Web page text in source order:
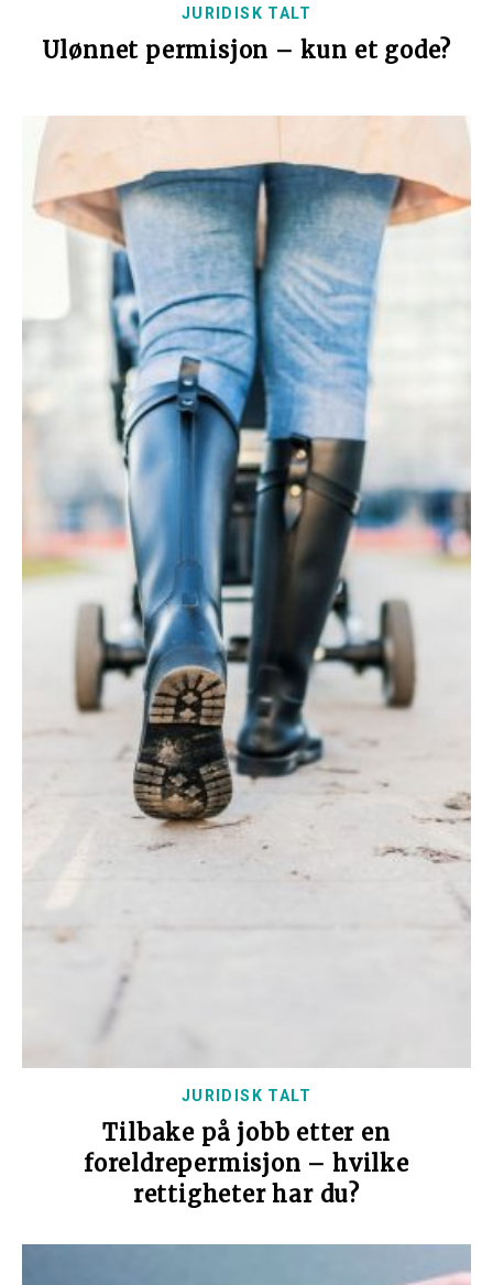
JURIDISK TALT
Ulønnet permisjon – kun et gode?
JURIDISK TALT
Tilbake på jobb etter en
foreldrepermisjon – hvilke
rettigheter har du?